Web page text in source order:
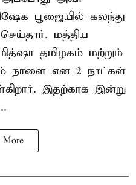
பூஜையில் கலந்து
மத்திய
தமிழகம் மற்றும்
நாளை என 2 நாட்கள்
இதற்காக இன்று
More